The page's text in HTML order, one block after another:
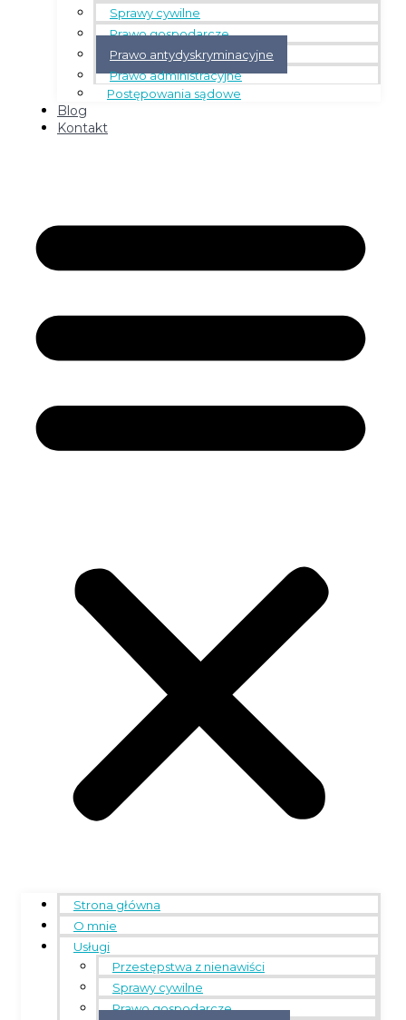
Sprawy cywilne
Prawo gospodarcze
Prawo antydyskryminacyjne
Prawo administracyjne
Postępowania sądowe
Blog
Kontakt
Strona główna
O mnie
Usługi
Przestępstwa z nienawiści
Sprawy cywilne
Prawo gospodarcze